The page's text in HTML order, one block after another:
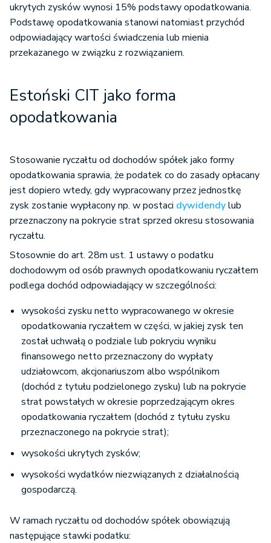
ukrytych zysków wynosi 15% podstawy opodatkowania.
Podstawę opodatkowania stanowi natomiast przychód
odpowiadający wartości świadczenia lub mienia
przekazanego w związku z rozwiązaniem.
Estoński CIT jako forma
opodatkowania
Stosowanie ryczałtu od dochodów spółek jako formy
opodatkowania sprawia, że podatek co do zasady opłacany
jest dopiero wtedy, gdy wypracowany przez jednostkę
zysk zostanie wypłacony np. w postaci dywidendylub
przeznaczony na pokrycie strat sprzed okresu stosowania
ryczałtu.
Stosownie do art. 28m ust. 1 ustawy o podatku
dochodowym od osób prawnych opodatkowaniu ryczałtem
podlega dochód odpowiadający w szczególności:
wysokości zysku netto wypracowanego w okresie
opodatkowania ryczałtem w części, w jakiej zysk ten
został uchwałą o podziale lub pokryciu wyniku
finansowego netto przeznaczony do wypłaty
udziałowcom, akcjonariuszom albo wspólnikom
(dochód z tytułu podzielonego zysku) lub na pokrycie
strat powstałych w okresie poprzedzającym okres
opodatkowania ryczałtem (dochód z tytułu zysku
przeznaczonego na pokrycie strat);
wysokości ukrytych zysków;
wysokości wydatków niezwiązanych z działalnością
gospodarczą.
W ramach ryczałtu od dochodów spółek obowiązują
następujące stawki podatku: